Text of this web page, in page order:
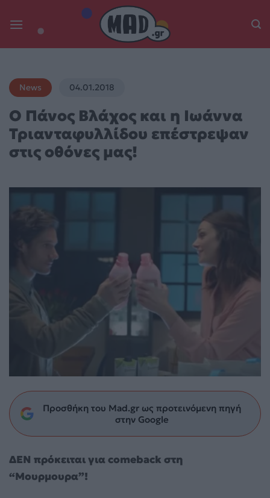
News 04.01.2018
Ο Πάνος Βλάχος και η Ιωάννα
Τριανταφυλλίδου επέστρεψαν
στις οθόνες μας!
Προσθήκη του Mad.gr ως προτεινόμενη πηγή
στην Google
ΔΕΝ πρόκειται για comeback στη
“Μουρμουρα”!